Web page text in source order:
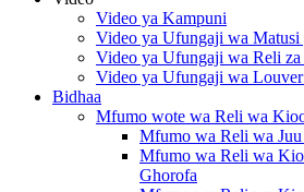
Video ya Kampuni
Video ya Ufungaji wa
Video ya Ufungaji wa Reli
Video ya Ufungaji wa Louver
Bidhaa
Mfumo wote wa Reli wa
Mfumo wa Reli wa
Mfumo wa Reli wa
Ghorofa